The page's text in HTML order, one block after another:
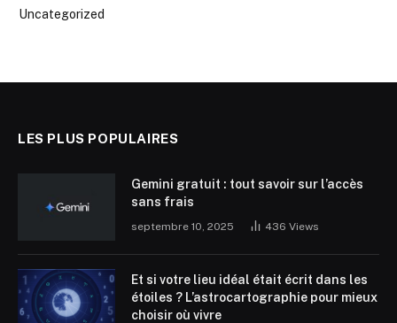
Uncategorized
LES PLUS POPULAIRES
Gemini gratuit : tout savoir sur l’accès
sans frais
septembre 10, 2025 436 Views
Et si votre lieu idéal était écrit dans les
étoiles ? L’astrocartographie pour mieux
choisir où vivre